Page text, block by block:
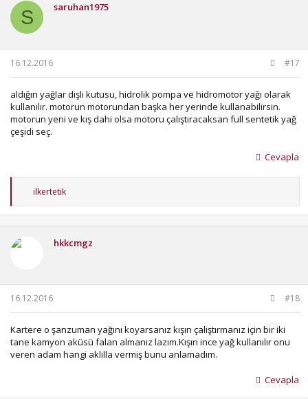
e
r
S saruhan1975
16.12.2016 #17
aldığın yağlar dişli kutusu, hidrolik pompa ve hidromotor yağı olarak
kullanılır. motorun motorundan başka her yerinde kullanabilirsin.
motorun yeni ve kış dahi olsa motoru çalıştıracaksan full sentetik yağ
çeşidi seç.
Cevapla
T
p
ilkertetik
hkkcmgz
16.12.2016 #18
Kartere o şanzuman yağını koyarsanız kışın çalıştırmanız için bir iki
tane kamyon aküsü falan almanız lazım.Kışın ince yağ kullanılır onu
veren adam hangi aklılla vermiş bunu anlamadım.
Cevapla